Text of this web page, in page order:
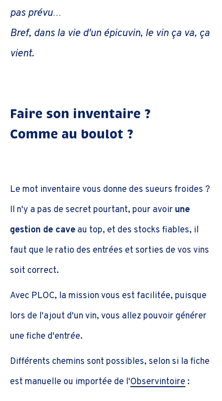
pas prévu…
Bref, dans la vie d'un épicuvin, le vin ça va, ça
vient.
Faire son inventaire ?
Comme au boulot ?
Le mot inventaire vous donne des sueurs froides ?
Il n'y a pas de secret pourtant, pour avoir une
gestion de cave au top, et des stocks fiables, il
faut que le ratio des entrées et sorties de vos vins
soit correct.
Avec PLOC, la mission vous est facilitée, puisque
lors de l'ajout d'un vin, vous allez pouvoir générer
une fiche d'entrée.
Différents chemins sont possibles, selon si la fiche
est manuelle ou importée de l'Observintoire :